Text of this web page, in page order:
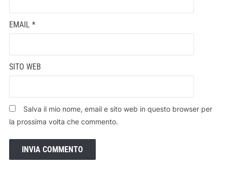
EMAIL *
SITO WEB
Salva il mio nome, email e sito web in questo browser per
la prossima volta che commento.